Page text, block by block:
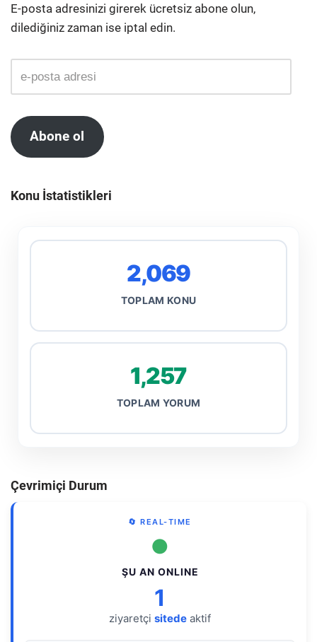
E-posta adresinizi girerek ücretsiz abone olun,
dilediğiniz zaman ise iptal edin.
Abone ol
Konu İstatistikleri
2,069
TOPLAM KONU
1,257
TOPLAM YORUM
Çevrimiçi Durum
🔄 REAL-TIME
●
ŞU AN ONLINE
1
ziyaretçi sitede aktif